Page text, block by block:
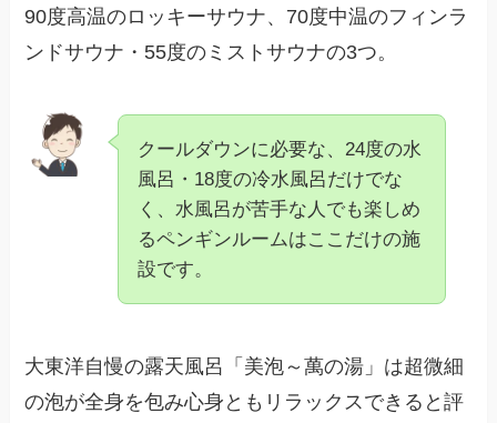
90度高温のロッキーサウナ、70度中温のフィンラ
ンドサウナ・55度のミストサウナの3つ。
クールダウンに必要な、24度の水
風呂・18度の冷水風呂だけでな
く、水風呂が苦手な人でも楽しめ
るペンギンルームはここだけの施
設です。
大東洋自慢の露天風呂「美泡～萬の湯」は超微細
の泡が全身を包み心身ともリラックスできると評